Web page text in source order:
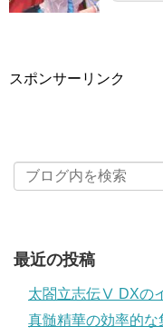
スポンサーリンク
最近の投稿
太閤立志伝Ⅴ DXの
真髄精華の効率的な